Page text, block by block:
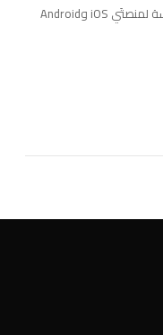
نصمّم ونطوّر تطبيقات موبايل بتجربة مستخدم سلسة لمنصتَي iOS وAndroid